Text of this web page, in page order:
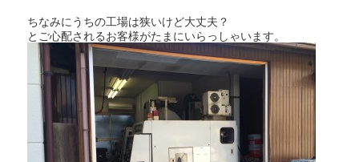
ちなみにうちの工場は狭いけど大丈夫？
とご心配されるお客様がたまにいらっしゃいます。